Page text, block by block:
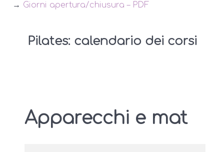
→ Giorni apertura/chiusura – PDF
Pilates: calendario dei corsi
Apparecchi e mat